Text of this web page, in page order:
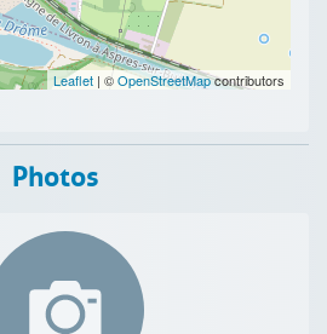
Leaflet | ©OpenStreetMapcontributors
Photos